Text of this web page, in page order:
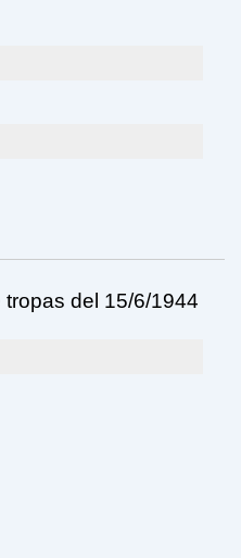
del 15/6/1944